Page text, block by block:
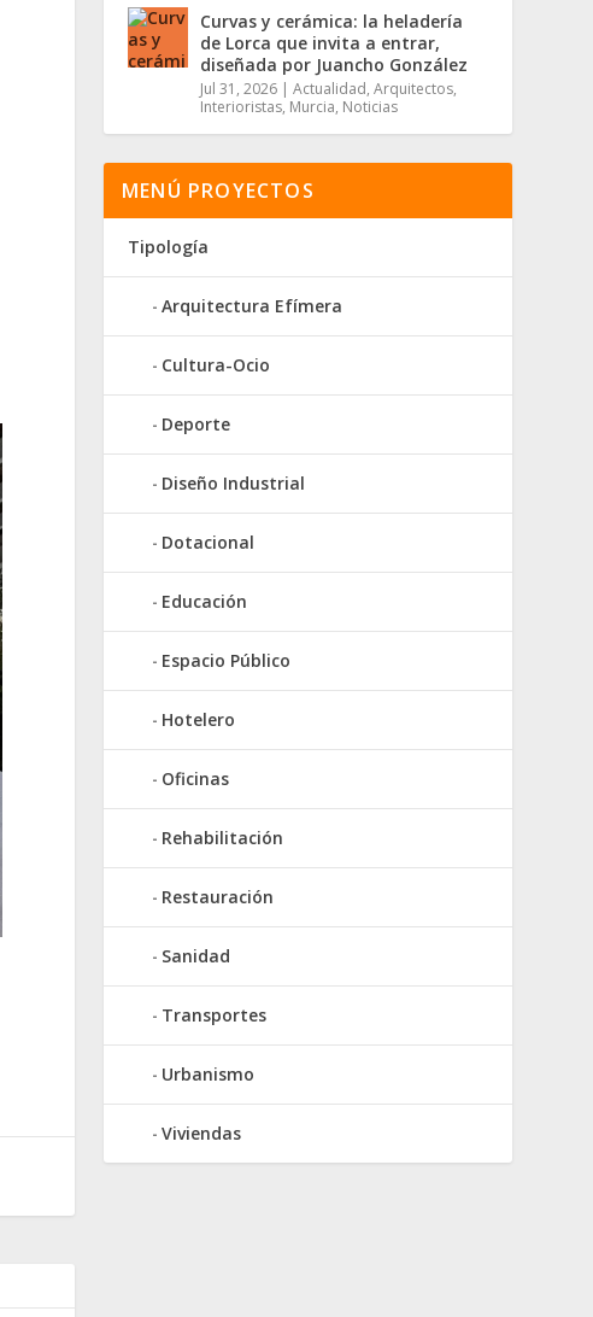
Curvas y cerámica: la heladería
de Lorca que invita a entrar,
diseñada por Juancho González
Jul 31, 2026 | Actualidad, Arquitectos,
Interioristas, Murcia, Noticias
MENÚ PROYECTOS
Tipología
Arquitectura Efímera
Cultura-Ocio
Deporte
Diseño Industrial
Dotacional
Educación
Espacio Público
Hotelero
Oficinas
Rehabilitación
Restauración
Sanidad
Transportes
Urbanismo
Viviendas